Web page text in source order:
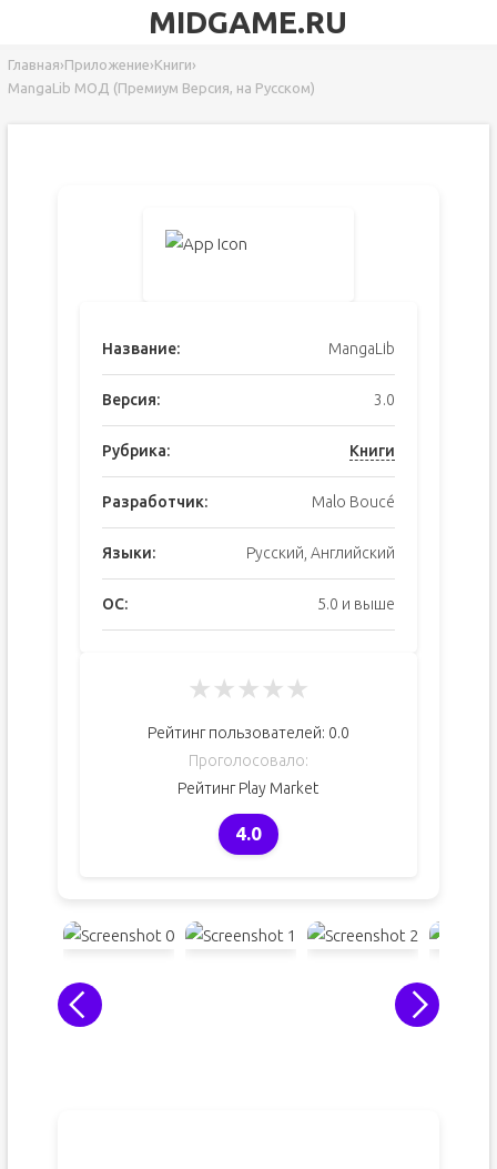
MIDGAME.RU
Главная›Приложение›Книги›
MangaLib МОД (Премиум Версия, на Русском)
Название: MangaLib
Версия: 3.0
Рубрика: Книги
Разработчик: Malo Boucé
Языки: Русский, Английский
ОС: 5.0 и выше
★★★★★
Рейтинг пользователей: 0.0
Проголосовало:
Рейтинг Play Market
4.0